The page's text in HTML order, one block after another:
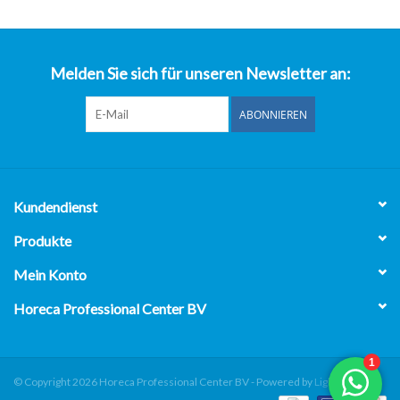
Melden Sie sich für unseren Newsletter an:
ABONNIEREN
Kundendienst
Produkte
Mein Konto
Horeca Professional Center BV
© Copyright 2026 Horeca Professional Center BV - Powered by Lightspeed